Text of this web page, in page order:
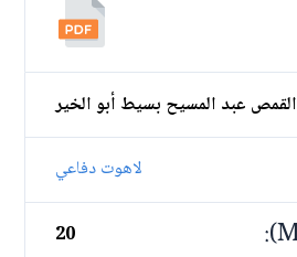
القمص عبد المسيح بسيط أبو الخير
لاهوت دفاعي
20